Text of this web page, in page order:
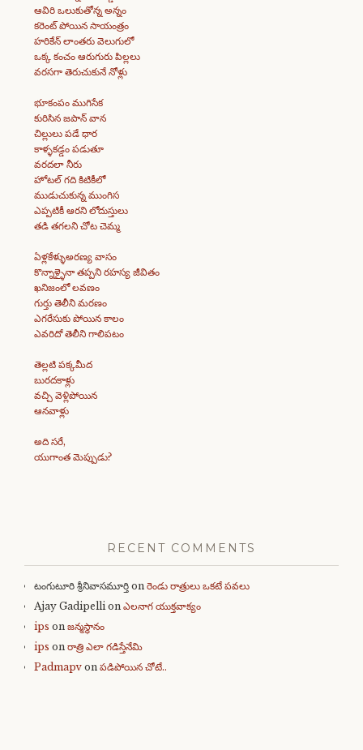
ఆవిరి ఒలుకుతోన్న అన్నం
కరెంట్ పోయిన సాయంత్రం
హరికేన్ లాంతరు వెలుగులో
ఒక్క కంచం ఆరుగురు పిల్లలు
వరసగా తెరుచుకునే నోళ్లు
భూకంపం ముగిసేక
కురిసిన జపాన్ వాన
చిల్లులు పడే ధార
కాళ్ళకడ్డం పడుతూ
వరదలా నీరు
హోటల్ గది కిటికీలో
ముడుచుకున్న ముంగిస
ఎప్పటికీ ఆరని లోదుస్తులు
తడి తగలని చోట చెమ్మ
ఏళ్లకేళ్ళుఅరణ్య వాసం
కొన్నాళ్ళైనా తప్పని రహస్య జీవితం
ఖనిజంలో లవణం
గుర్తు తెలీని మరణం
ఎగరేసుకు పోయిన కాలం
ఎవరిదో తెలీని గాలిపటం
తెల్లటి పక్కమీద
బురదకాళ్లు
వచ్చి వెళ్లిపోయిన
ఆనవాళ్లు
అది సరే,
యుగాంత మెప్పుడు?
RECENT COMMENTS
టంగుటూరి శ్రీనివాసమూర్తి on రెండు రాత్రులు ఒకటే పవలు
Ajay Gadipellion ఎలనాగ యుక్తవాక్యం
ips on జన్మస్థానం
ips on రాత్రి ఎలా గడిస్తేనేమి
Padmapv on పడిపోయిన చోటే..